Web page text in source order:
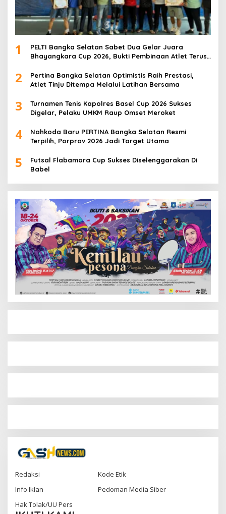
1
PELTI Bangka Selatan Sabet Dua Gelar Juara
Bhayangkara Cup 2026, Bukti Pembinaan Atlet Terus
2
Pertina Bangka Selatan Optimistis Raih Prestasi,
Atlet Tinju Ditempa Melalui Latihan Bersama
3
Turnamen Tenis Kapolres Basel Cup 2026 Sukses
Digelar, Pelaku UMKM Raup Omset Meroket
4
Nahkoda Baru PERTINA Bangka Selatan Resmi
Terpilih, Porprov 2026 Jadi Target Utama
5
Futsal Flabamora Cup Sukses Diselenggarakan Di
Babel
Redaksi
Kode Etik
Info Iklan
Pedoman Media Siber
Hak Tolak/UU Pers